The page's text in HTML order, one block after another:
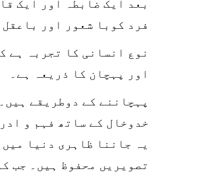
بعد ایک ضابطہ اور ایک
فرد کوبا شعور اور باعقل
نوع انسانی کا تجربہ ہے
اور پہچان کا ذریعہ ہے۔
پہچاننے کے دوطریقے
خدوخال کے ساتھ فہم و
یہ جاننا ظاہری دنیا
تصویریں محفوظ ہیں۔ جب